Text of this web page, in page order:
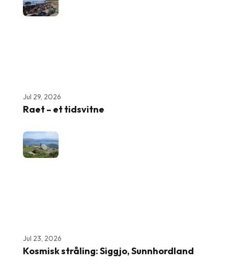
Jul 29, 2026
Raet – et tidsvitne
Jul 23, 2026
Kosmisk stråling: Siggjo, Sunnhordland